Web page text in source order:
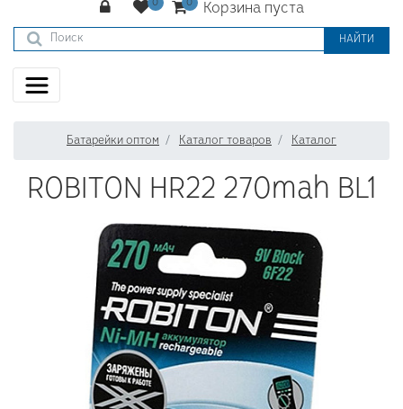
Корзина пуста
НАЙТИ
Батарейки оптом Каталог товаров Каталог
ROBITON HR22 270mah BL1